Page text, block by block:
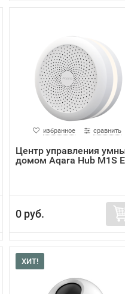
избранное сравнить
Центр управления
домом Aqara Hub M1S
0 руб.
ХИТ!